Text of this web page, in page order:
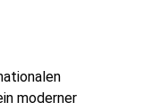
moderner